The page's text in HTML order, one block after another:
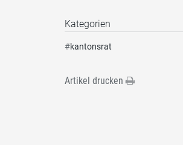
Kategorien
#kantonsrat
Artikel drucken